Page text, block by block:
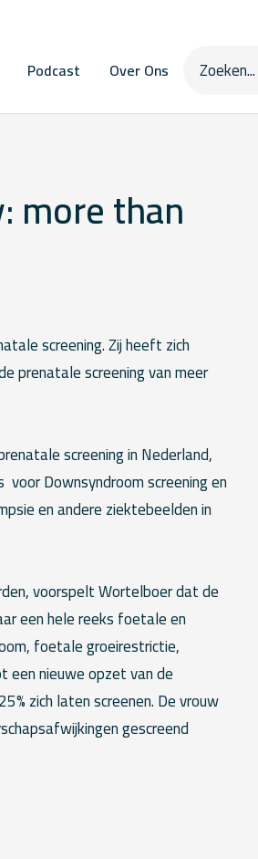
Podcast Over Ons
more than
screening. Zij heeft zich
prenatale screening van meer
screening in Nederland,
voor Downsyndroom screening en
en andere ziektebeelden in
voorspelt Wortelboer dat de
een hele reeks foetale en
foetale groeirestrictie,
een nieuwe opzet van de
zich laten screenen. De vrouw
gescreend